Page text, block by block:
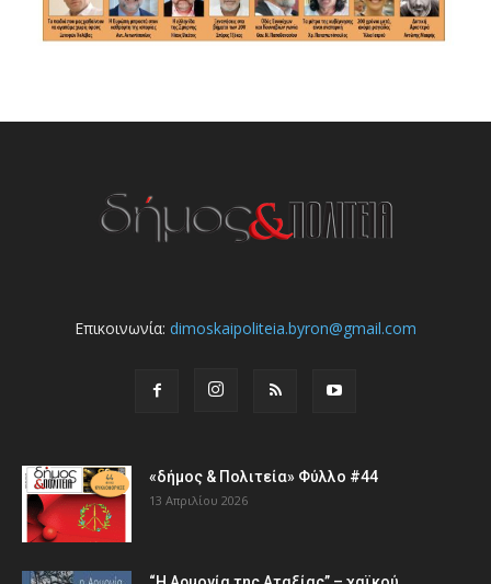
Επικοινωνία: dimoskaipoliteia.byron@gmail.com
«δήμος & Πολιτεία» Φύλλο #44
13 Απριλίου 2026